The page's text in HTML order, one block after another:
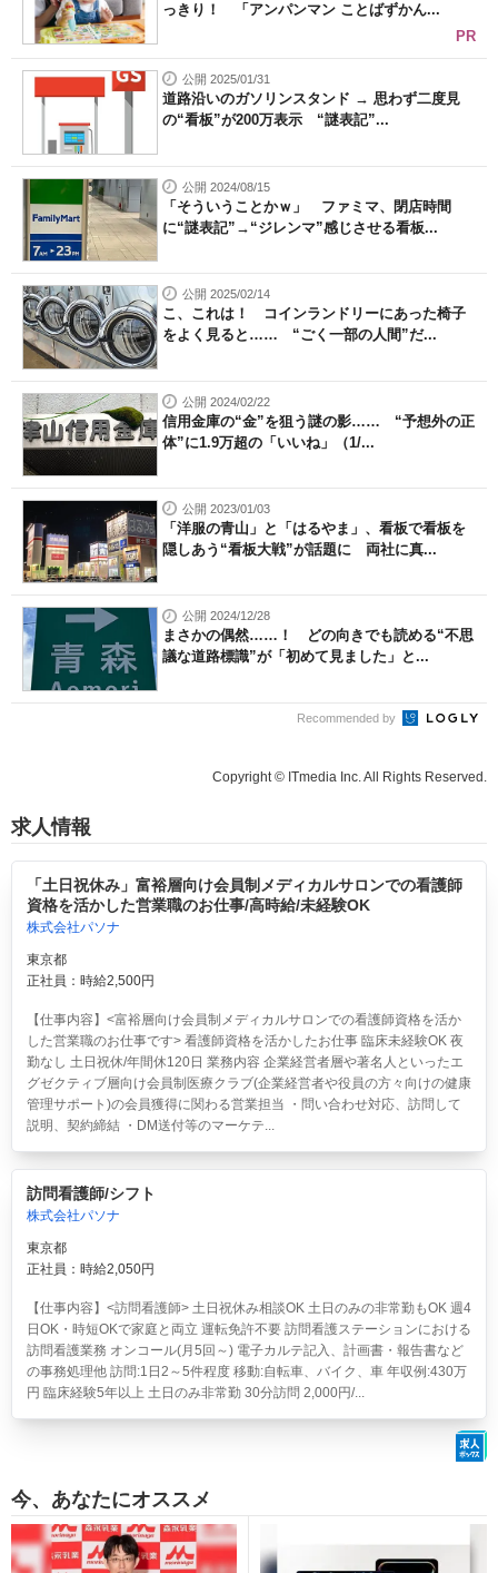
っきり！ 「アンパンマン ことばずかん...
PR
公開 2025/01/31
道路沿いのガソリンスタンド → 思わず二度見
の“看板”が200万表示 “謎表記”...
公開 2024/08/15
「そういうことかｗ」 ファミマ、閉店時間
に“謎表記”→“ジレンマ”感じさせる看板...
公開 2025/02/14
こ、これは！ コインランドリーにあった椅子
をよく見ると…… “ごく一部の人間”だ...
公開 2024/02/22
信用金庫の“金”を狙う謎の影…… “予想外の正
体”に1.9万超の「いいね」（1/...
公開 2023/01/03
「洋服の青山」と「はるやま」、看板で看板を
隠しあう“看板大戦”が話題に 両社に真...
公開 2024/12/28
まさかの偶然……！ どの向きでも読める“不思
議な道路標識”が「初めて見ました」と...
Recommended by
Copyright © ITmedia Inc. All Rights Reserved.
求人情報
「土日祝休み」富裕層向け会員制メディカルサロンでの看護師
資格を活かした営業職のお仕事/高時給/未経験OK
株式会社パソナ
東京都
正社員：時給2,500円
【仕事内容】<富裕層向け会員制メディカルサロンでの看護師資格を活か
した営業職のお仕事です> 看護師資格を活かしたお仕事 臨床未経験OK 夜
勤なし 土日祝休/年間休120日 業務内容 企業経営者層や著名人といったエ
グゼクティブ層向け会員制医療クラブ(企業経営者や役員の方々向けの健康
管理サポート)の会員獲得に関わる営業担当 ・問い合わせ対応、訪問して
説明、契約締結 ・DM送付等のマーケテ...
訪問看護師/シフト
株式会社パソナ
東京都
正社員：時給2,050円
【仕事内容】<訪問看護師> 土日祝休み相談OK 土日のみの非常勤もOK 週4
日OK・時短OKで家庭と両立 運転免許不要 訪問看護ステーションにおける
訪問看護業務 オンコール(月5回～) 電子カルテ記入、計画書・報告書など
の事務処理他 訪問:1日2～5件程度 移動:自転車、バイク、車 年収例:430万
円 臨床経験5年以上 土日のみ非常勤 30分訪問 2,000円/...
今、あなたにオススメ